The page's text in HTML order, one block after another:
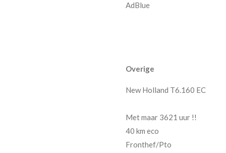
AdBlue
Overige
New Holland T6.160 EC
Met maar 3621 uur !!
40 km eco
Fronthef/Pto